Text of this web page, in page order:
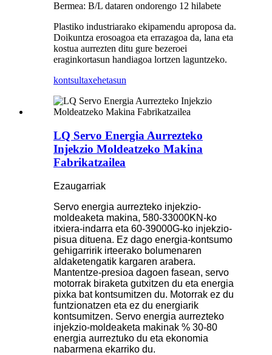
Bermea: B/L dataren ondorengo 12 hilabete
Plastiko industriarako ekipamendu aproposa da.
Doikuntza erosoagoa eta errazagoa da, lana eta
kostua aurrezten ditu gure bezeroei
eraginkortasun handiagoa lortzen laguntzeko.
kontsultaxehetasun
LQ Servo Energia Aurrezteko
Injekzio Moldeatzeko Makina
Fabrikatzailea
Ezaugarriak
Servo energia aurrezteko injekzio-
moldeaketa makina, 580-33000KN-ko
itxiera-indarra eta 60-39000G-ko injekzio-
pisua dituena. Ez dago energia-kontsumo
gehigarririk irteerako bolumenaren
aldaketengatik kargaren arabera.
Mantentze-presioa dagoen fasean, servo
motorrak biraketa gutxitzen du eta energia
pixka bat kontsumitzen du. Motorrak ez du
funtzionatzen eta ez du energiarik
kontsumitzen. Servo energia aurrezteko
injekzio-moldeaketa makinak % 30-80
energia aurreztuko du eta ekonomia
nabarmena ekarriko du.